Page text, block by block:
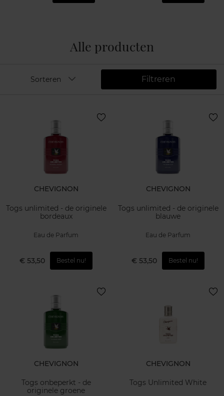
Alle producten
Filtreren
Sorteren
CHEVIGNON
Togs unlimited - de originele
bordeaux
Eau de Parfum
€ 53,50 Bestel nu!
CHEVIGNON
Togs unlimited - de originele
blauwe
Eau de Parfum
€ 53,50 Bestel nu!
CHEVIGNON
Togs onbeperkt - de
originele groene
CHEVIGNON
Togs Unlimited White